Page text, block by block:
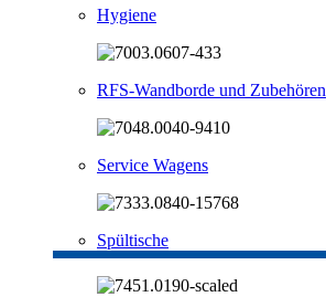
Hygiene
RFS-Wandborde und Zubehören
Service Wagens
Spültische